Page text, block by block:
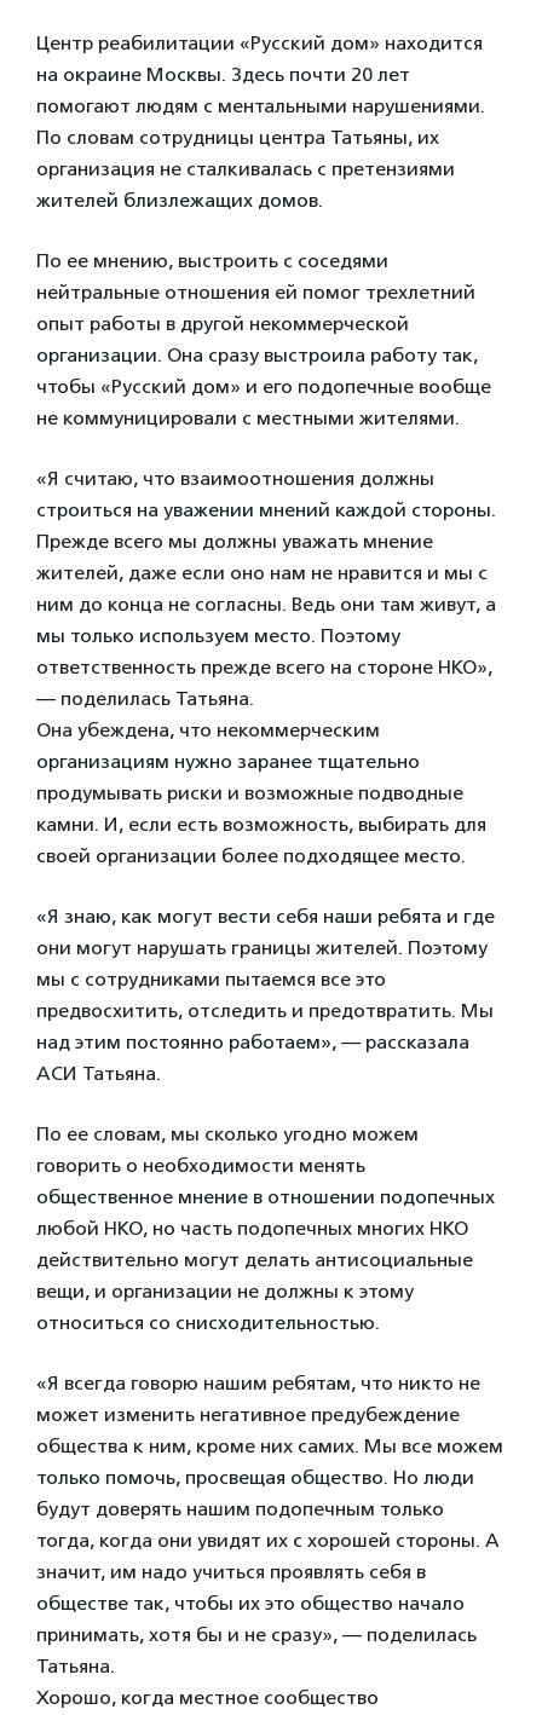
Центр реабилитации «Русский дом» находится
на окраине Москвы. Здесь почти 20 лет
помогают людям с ментальными нарушениями.
По словам сотрудницы центра Татьяны, их
организация не сталкивалась с претензиями
жителей близлежащих домов.
По ее мнению, выстроить с соседями
нейтральные отношения ей помог трехлетний
опыт работы в другой некоммерческой
организации. Она сразу выстроила работу так,
чтобы «Русский дом» и его подопечные вообще
не коммуницировали с местными жителями.
«Я считаю, что взаимоотношения должны
строиться на уважении мнений каждой стороны.
Прежде всего мы должны уважать мнение
жителей, даже если оно нам не нравится и мы с
ним до конца не согласны. Ведь они там живут, а
мы только используем место. Поэтому
ответственность прежде всего на стороне НКО»,
— поделилась Татьяна.
Она убеждена, что некоммерческим
организациям нужно заранее тщательно
продумывать риски и возможные подводные
камни. И, если есть возможность, выбирать для
своей организации более подходящее место.
«Я знаю, как могут вести себя наши ребята и где
они могут нарушать границы жителей. Поэтому
мы с сотрудниками пытаемся все это
предвосхитить, отследить и предотвратить. Мы
над этим постоянно работаем», — рассказала
АСИ Татьяна.
По ее словам, мы сколько угодно можем
говорить о необходимости менять
общественное мнение в отношении подопечных
любой НКО, но часть подопечных многих НКО
действительно могут делать антисоциальные
вещи, и организации не должны к этому
относиться со снисходительностью.
«Я всегда говорю нашим ребятам, что никто не
может изменить негативное предубеждение
общества к ним, кроме них самих. Мы все можем
только помочь, просвещая общество. Но люди
будут доверять нашим подопечным только
тогда, когда они увидят их с хорошей стороны. А
значит, им надо учиться проявлять себя в
обществе так, чтобы их это общество начало
принимать, хотя бы и не сразу», — поделилась
Татьяна.
Хорошо, когда местное сообщество